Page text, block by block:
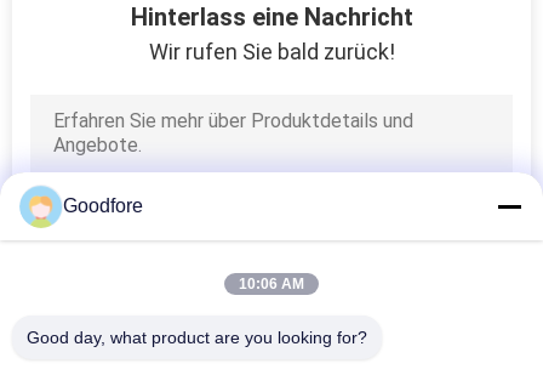
Hinterlass eine Nachricht
Wir rufen Sie bald zurück!
Goodfore
10:06 AM
Good day, what product are you looking for?